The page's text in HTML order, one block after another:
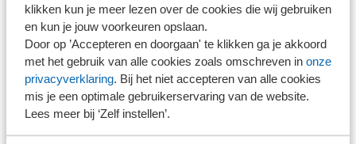
klikken kun je meer lezen over de cookies die wij gebruiken
en kun je jouw voorkeuren opslaan.
Door op ’Accepteren en doorgaan' te klikken ga je akkoord
met het gebruik van alle cookies zoals omschreven in onze
privacyverklaring. Bij het niet accepteren van alle cookies
mis je een optimale gebruikerservaring van de website.
Lees meer bij ‘Zelf instellen’.
Dossiers
Kantoorvinder
Nieuwsbank
Handige links